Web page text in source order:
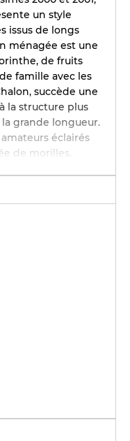
un style
issus de longs
ménagée est une
de fruits
famille avec les
succède une
la structure plus
grande longueur.
éclairés
de morilles.